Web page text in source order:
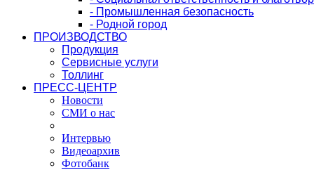
- Промышленная безопасность
- Родной город
ПРОИЗВОДСТВО
Продукция
Сервисные услуги
Толлинг
ПРЕСС-ЦЕНТР
Новости
СМИ о нас
Интервью
Видеоархив
Фотобанк